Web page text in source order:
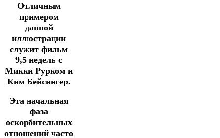
Отличным
примером
данной
иллюстрации
служит фильм
9,5 недель с
Микки Рурком и
Ким Бейсингер.
Эта начальная
фаза
оскорбительных
отношений часто